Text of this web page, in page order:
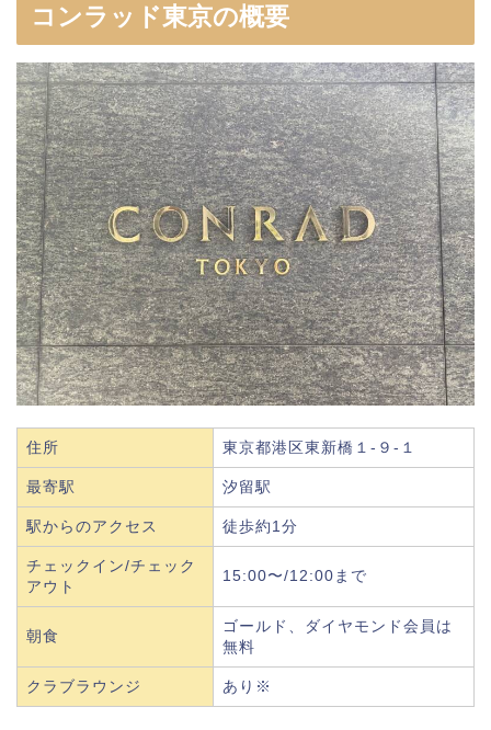
コンラッド東京の概要
住所 東京都港区東新橋１-９-１
最寄駅 汐留駅
駅からのアクセス 徒歩約1分
チェックイン/チェック
アウト
15:00〜/12:00まで
朝食
ゴールド、ダイヤモンド会員は
無料
クラブラウンジ あり※